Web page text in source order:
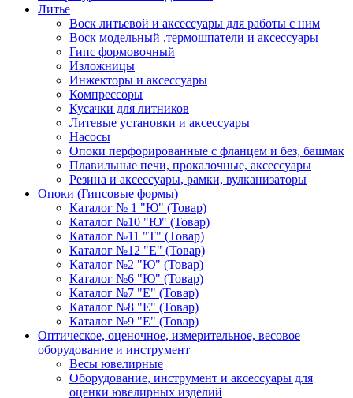
Литье
Воск литьевой и аксессуары для работы с ним
Воск модельный ,термошпатели и аксессуары
Гипс формовочный
Изложницы
Инжекторы и аксессуары
Компрессоры
Кусачки для литников
Литевые установки и аксессуары
Насосы
Опоки перфорированные с фланцем и без, башмак
Плавильные печи, прокалочные, аксессуары
Резина и аксессуары, рамки, вулканизаторы
Опоки (Гипсовые формы)
Каталог № 1 "Ю" (Товар)
Каталог №10 "Ю" (Товар)
Каталог №11 "Т" (Товар)
Каталог №12 "Е" (Товар)
Каталог №2 "Ю" (Товар)
Каталог №6 "Ю" (Товар)
Каталог №7 "Е" (Товар)
Каталог №8 "Е" (Товар)
Каталог №9 "Е" (Товар)
Оптическое, оценочное, измерительное, весовое
оборудование и инструмент
Весы ювелирные
Оборудование, инструмент и аксессуары для
оценки ювелирных изделий